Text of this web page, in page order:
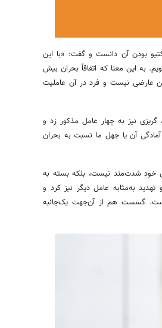
بودن آن دانست و گفت: «با این
به این معنا که اتفاقاً بحران بیش
عارضی نیست و فرد در آن عاملیت
نیز به چهار عامل مذکور زد و
آن یا جهل ما نسبت به بحران
خود شدت‌مند نیست، بلکه بسته به
به‌مثابه عامل دیگر نیز کرد و
است. گسست هم از آن‌جهت یک‌جانبه